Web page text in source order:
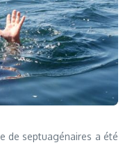
de septuagénaires a été